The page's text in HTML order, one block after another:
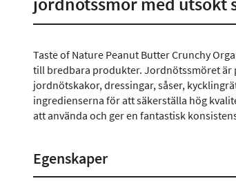
Taste of Nature Peanut Butter Crunchy
till bredbara produkter. Jordnötssmöret är
jordnötskakor, dressingar, såser,
ingredienserna för att säkerställa hög
att använda och ger en fantastisk
Egenskaper